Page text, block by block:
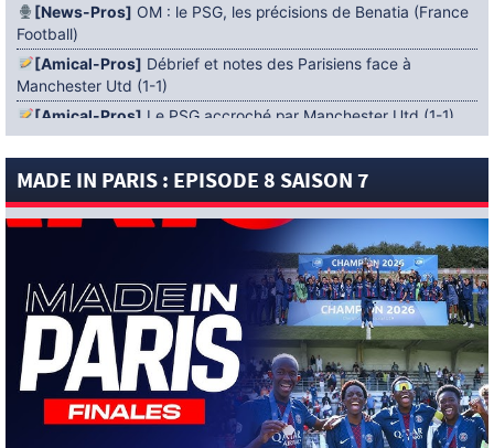
[News-Pros] OM : le PSG, les précisions de Benatia (France
Football)
[Amical-Pros] Débrief et notes des Parisiens face à
Manchester Utd (1-1)
[Amical-Pros] Le PSG accroché par Manchester Utd (1-1)
5 AOÛT 2026
[News-Pros]Le Barça aurait fixé une deadline au PSG dans
le dossier Ferran Torres (Diario Sport)
[News-Pros]Amical : Le groupe du PSG avec 15 Titis face à
Majorque ! (Officiel)
[News-Pros]
Rumeur : Le Bayer Leverkusen aurait lancé des
négociations pour Ibrahim Mbaye (Ben Jacobs)
[News-Pros]Aston Villa : Manzambi absent face au PSG ?
(The Athletic)
Vidéo : Neymar chambre ses adversaires !
MADE IN PARIS : EPISODE 8 SAISON 7